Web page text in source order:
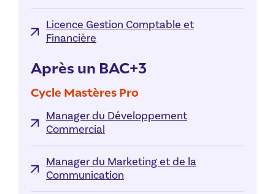
Licence Gestion Comptable et
Financière
Après un BAC+3
Cycle Mastères Pro
Manager du Développement
Commercial
Manager du Marketing et de la
Communication